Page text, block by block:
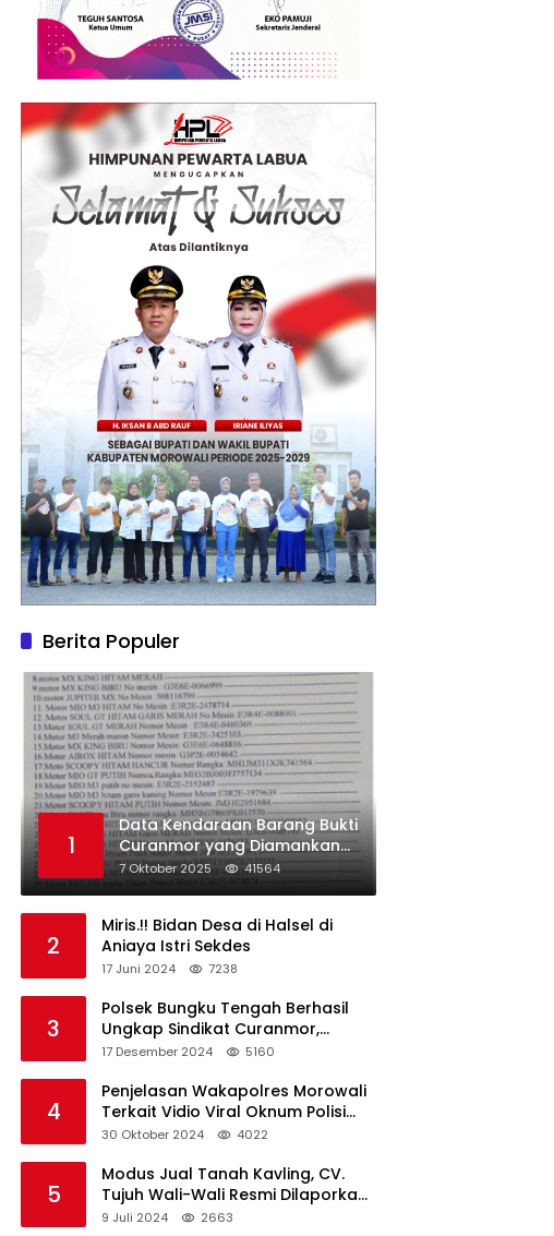
Berita Populer
1
Data Kendaraan Barang Bukti
Curanmor yang Diamankan
oleh Polres Morowali
7 Oktober 2025 41564
2
Miris.!! Bidan Desa di Halsel di
Aniaya Istri Sekdes
17 Juni 2024 7238
3
Polsek Bungku Tengah Berhasil
Ungkap Sindikat Curanmor,
Terduga Pelaku Akui Beraksi di 7
17 Desember 2024 5160
4
Penjelasan Wakapolres Morowali
Terkait Vidio Viral Oknum Polisi
Dikerumuni Warga Bahodopi
30 Oktober 2024 4022
5
Modus Jual Tanah Kavling, CV.
Tujuh Wali-Wali Resmi Dilaporkan
di Polres Kendari
9 Juli 2024 2663